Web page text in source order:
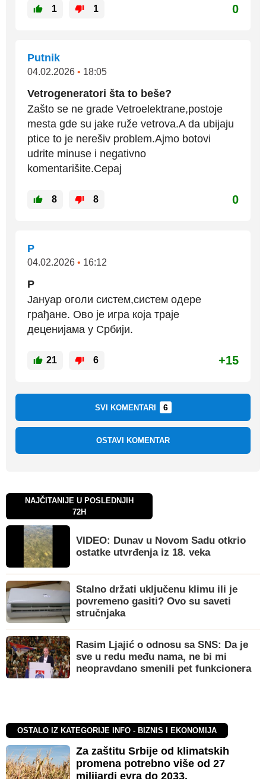
1 1 0
Putnik
04.02.2026 • 18:05
Vetrogeneratori šta to beše?
Zašto se ne grade Vetroelektrane,postoje
mesta gde su jake ruže vetrova.A da ubijaju
ptice to je nerešiv problem.Ajmo botovi
udrite minuse i negativno
komentarišite.Cepaj
8 8 0
Р
04.02.2026 • 16:12
Р
Јануар оголи систем,систем одере
грађане. Ово је игра која траје
деценијама у Србији.
21 6 +15
SVI KOMENTARI 6
OSTAVI KOMENTAR
NAJČITANIJE U POSLEDNJIH
72H
VIDEO: Dunav u Novom Sadu otkrio
ostatke utvrđenja iz 18. veka
Stalno držati uključenu klimu ili je
povremeno gasiti? Ovo su saveti
stručnjaka
Rasim Ljajić o odnosu sa SNS: Da je
sve u redu među nama, ne bi mi
neopravdano smenili pet funkcionera
OSTALO IZ KATEGORIJE INFO - BIZNIS I EKONOMIJA
Za zaštitu Srbije od klimatskih
promena potrebno više od 27
milijardi evra do 2033.